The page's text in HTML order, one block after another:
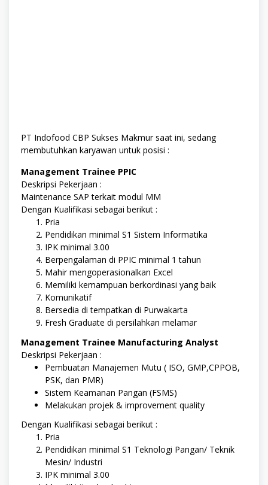
PT Indofood CBP Sukses Makmur saat ini, sedang
membutuhkan karyawan untuk posisi :
Management Trainee PPIC
Deskripsi Pekerjaan :
Maintenance SAP terkait modul MM
Dengan Kualifikasi sebagai berikut :
Pria
Pendidikan minimal S1 Sistem Informatika
IPK minimal 3.00
Berpengalaman di PPIC minimal 1 tahun
Mahir mengoperasionalkan Excel
Memiliki kemampuan berkordinasi yang baik
Komunikatif
Bersedia di tempatkan di Purwakarta
Fresh Graduate di persilahkan melamar
Management Trainee Manufacturing Analyst
Deskripsi Pekerjaan :
Pembuatan Manajemen Mutu ( ISO, GMP,CPPOB,
PSK, dan PMR)
Sistem Keamanan Pangan (FSMS)
Melakukan projek & improvement quality
Dengan Kualifikasi sebagai berikut :
Pria
Pendidikan minimal S1 Teknologi Pangan/ Teknik
Mesin/ Industri
IPK minimal 3.00